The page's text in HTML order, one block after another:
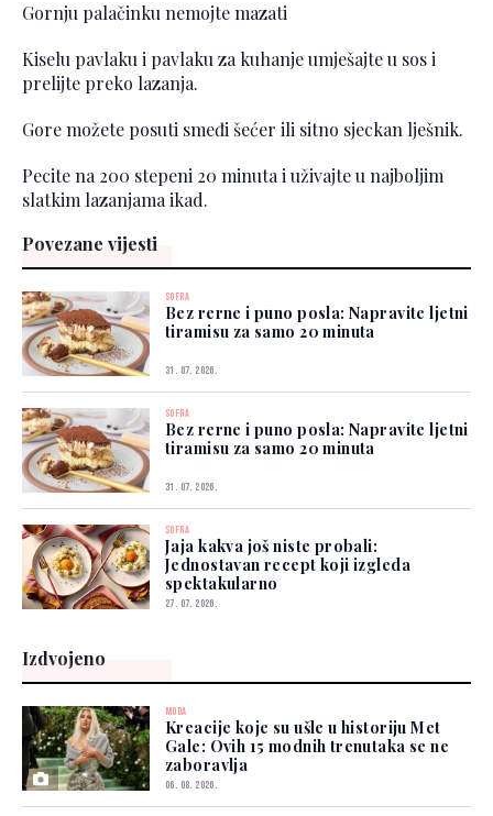
Gornju palačinku nemojte mazati
Kiselu pavlaku i pavlaku za kuhanje umješajte u sos i
prelijte preko lazanja.
Gore možete posuti smeđi šećer ili sitno sjeckan lješnik.
Pecite na 200 stepeni 20 minuta i uživajte u najboljim
slatkim lazanjama ikad.
Povezane vijesti
SOFRA
Bez rerne i puno posla: Napravite ljetni
tiramisu za samo 20 minuta
31. 07. 2026.
SOFRA
Bez rerne i puno posla: Napravite ljetni
tiramisu za samo 20 minuta
31. 07. 2026.
SOFRA
Jaja kakva još niste probali:
Jednostavan recept koji izgleda
spektakularno
27. 07. 2026.
Izdvojeno
MODA
Kreacije koje su ušle u historiju Met
Gale: Ovih 15 modnih trenutaka se ne
zaboravlja
06. 08. 2026.